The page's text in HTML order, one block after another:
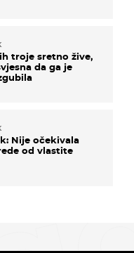
troje sretno žive,
da ga je
Nije očekivala
od vlastite